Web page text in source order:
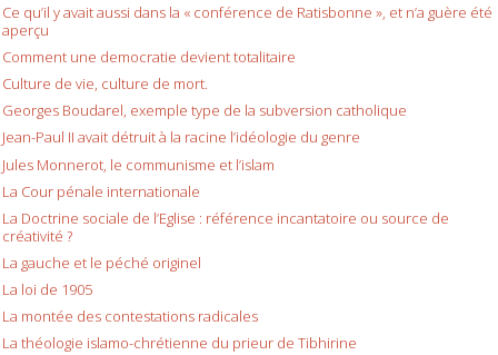
Ce qu’il y avait aussi dans la « conférence de Ratisbonne », et n’a guère été
aperçu
Comment une democratie devient totalitaire
Culture de vie, culture de mort.
Georges Boudarel, exemple type de la subversion catholique
Jean-Paul II avait détruit à la racine l’idéologie du genre
Jules Monnerot, le communisme et l’islam
La Cour pénale internationale
La Doctrine sociale de l’Eglise : référence incantatoire ou source de
créativité ?
La gauche et le péché originel
La loi de 1905
La montée des contestations radicales
La théologie islamo-chrétienne du prieur de Tibhirine